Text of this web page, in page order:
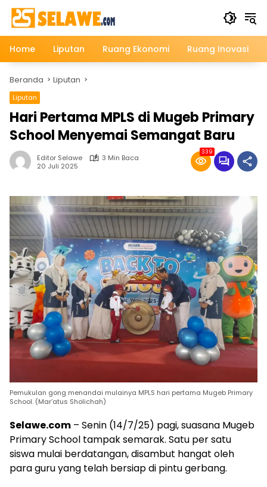
Langsung
konten
Home
Liputan Ruang Ekonomi Ruang Inovasi
Beranda Liputan
Liputan
Hari Pertama MPLS di Mugeb Primary
School Menyemai Semangat Baru
Editor Selawe
3 Min Baca
20 Juli 2025
339
Pemukulan gong menandai mulainya MPLS hari pertama Mugeb Primary
School. (Mar’atus Sholichah)
Selawe.com – Senin (14/7/25) pagi, suasana Mugeb
Primary School tampak semarak. Satu per satu
siswa mulai berdatangan, disambut hangat oleh
para guru yang telah bersiap di pintu gerbang.